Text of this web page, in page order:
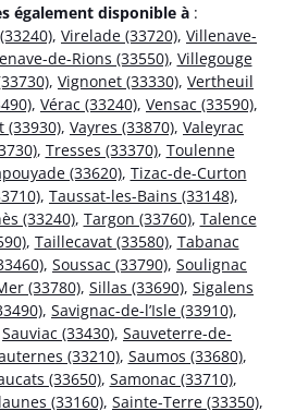
également disponible à :
, Virelade (33720), Villenave-
de-Rions (33550), Villegouge
, Vignonet (33330), Vertheuil
, Vérac (33240), Vensac (33590),
(33930), Vayres (33870), Valeyrac
, Tresses (33370), Toulenne
(33620), Tizac-de-Curton
, Taussat-les-Bains (33148),
(33240), Targon (33760), Talence
, Taillecavat (33580), Tabanac
, Soussac (33790), Soulignac
(33780), Sillas (33690), Sigalens
, Savignac-de-l’Isle (33910),
Sauviac (33430), Sauveterre-de-
(33210), Saumos (33680),
(33650), Samonac (33710),
(33160), Sainte-Terre (33350),